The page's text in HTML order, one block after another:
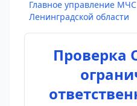
Главное управление
Ленинградской области
Проверка